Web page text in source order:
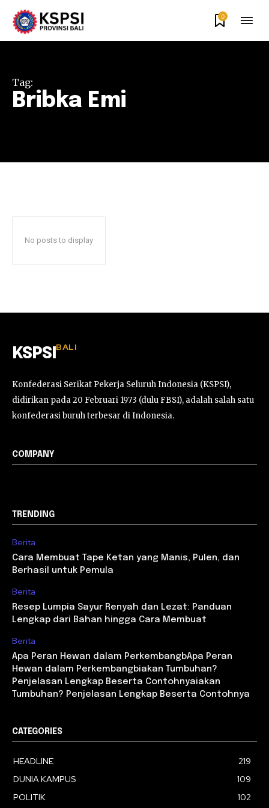
0
Tag:
Bribka Emi
No posts to display
KSPSI BALI
Konfederasi Serikat Pekerja Seluruh Indonesia (KSPSI),
didirikan pada 20 Februari 1973 (dulu FBSI), adalah salah satu
konfederasi buruh terbesar di Indonesia.
COMPANY
TRENDING
Berita
Cara Membuat Tape Ketan yang Manis, Pulen, dan
Berhasil untuk Pemula
Berita
Resep Lumpia Sayur Renyah dan Lezat: Panduan
Lengkap dari Bahan hingga Cara Membuat
Berita
Apa Peran Hewan dalam PerkembangbApa Peran
Hewan dalam Perkembangbiakan Tumbuhan?
Penjelasan Lengkap Beserta Contohnyaiakan
Tumbuhan? Penjelasan Lengkap Beserta Contohnya
CATEGORIES
HEADLINE
219
DUNIA KAMPUS
109
POLITIK
102